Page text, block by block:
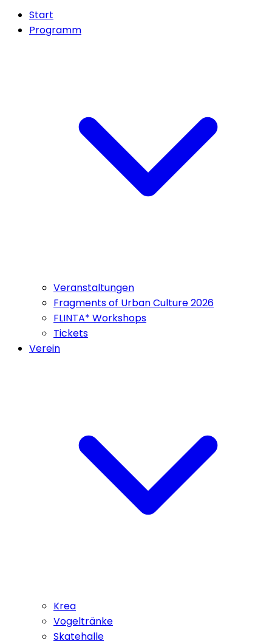
Start
Programm
Veranstaltungen
Fragments of Urban Culture 2026
FLINTA* Workshops
Tickets
Verein
Krea
Vogeltränke
Skatehalle